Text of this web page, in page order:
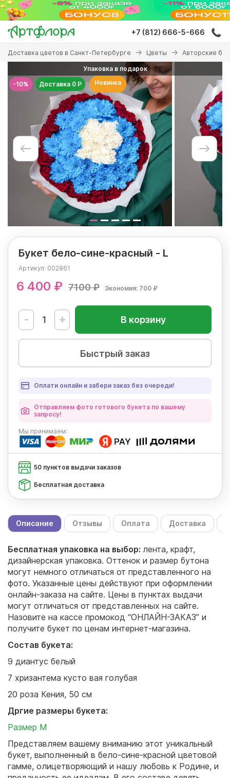
Перейти
основному
содержанию
+7 (812) 666-5-666
Вы
здесь
Доставка цветов в Санкт-Петербурге Цветы Авторские
-10%
Упаковка в подарок
Доставка 0 Р
Новинка
Букет бело-сине-красный - L
Артикул: 002861
6 400 ₽ 7100 ₽ Экономия: 700 ₽
- + В корзину
Быстрый заказ
Оплати онлайн и забери заказ без очереди!
Отправляем фото готового букета по вашему
запросу!
Мы принимаем:
50 пунктов выдачи заказов
Бесплатная доставка
Описание Отзывы Оплата Доставка
Бесплатная упаковка на выбор: лента, крафт,
дизайнерская упаковка. Оттенок и размер бутона
могут немного отличаться от представленного на
фото. Указанные цены действуют при оформлении
онлайн-заказа на сайте. Цены в пунктах выдачи
могут отличаться от представленных на сайте.
Назовите на кассе промокод “ОНЛАЙН-ЗАКАЗ” и
получите букет по ценам интернет-магазина.
Состав букета:
9 диантус белый
7 хризантема кусто вая голубая
20 роза Кения, 50 см
Дргие размеры букета:
Размер М
Представляем вашему вниманию этот уникальный
букет, выполненный в бело-сине-красной цветовой
гамме, олицетворяющий и нашу любовь к Родине, и